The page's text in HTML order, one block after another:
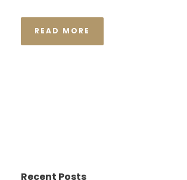
READ MORE
Recent Posts